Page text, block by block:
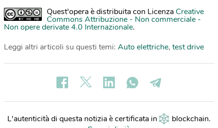
Quest'opera è distribuita con Licenza Creative
Commons Attribuzione - Non commerciale -
Non opere derivate 4.0 Internazionale.
Leggi altri articoli su questi temi: Auto elettriche, test drive
L'autenticità di questa notizia è certificata in blockchain.